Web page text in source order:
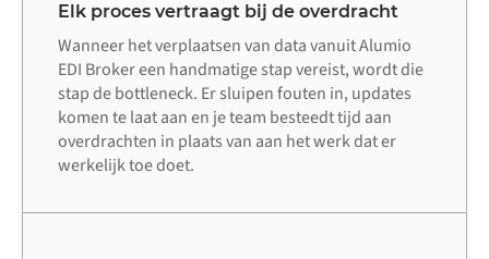
Elk proces vertraagt bij de overdracht
Wanneer het verplaatsen van data vanuit Alumio
EDI Broker een handmatige stap vereist, wordt die
stap de bottleneck. Er sluipen fouten in, updates
komen te laat aan en je team besteedt tijd aan
overdrachten in plaats van aan het werk dat er
werkelijk toe doet.